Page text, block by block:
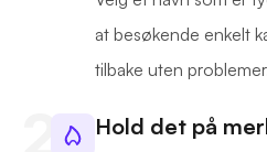
at besøkende enkelt
tilbake uten
Hold det på